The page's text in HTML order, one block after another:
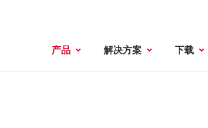
产品 解决方案 下载